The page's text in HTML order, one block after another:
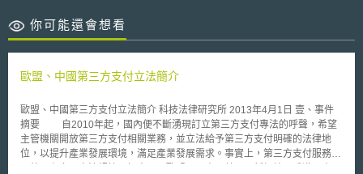
你可能還會想看
歐盟、中國第三方支付立法簡介
歐盟、中國第三方支付立法簡介 科技法律研究所 2013年4月1日 壹、事件
摘要 自2010年起，國內便不斷湧現訂立第三方支付專法的呼聲，希望
主管機關開放第三方支付相關業務，並立法給予第三方支付明確的法律地
位，以提升產業發展環境，滿足產業發展需求。事實上，第三方支付服務在